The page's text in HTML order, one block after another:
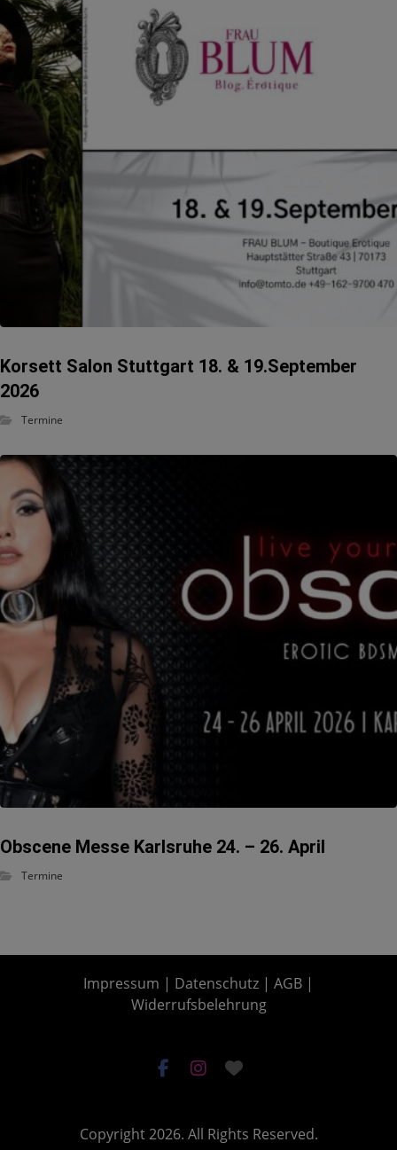
Korsett Salon Stuttgart 18. & 19.September
2026
Termine
Obscene Messe Karlsruhe 24. – 26. April
Termine
Impressum | Datenschutz | AGB |
Widerrufsbelehrung
Copyright 2026. All Rights Reserved.